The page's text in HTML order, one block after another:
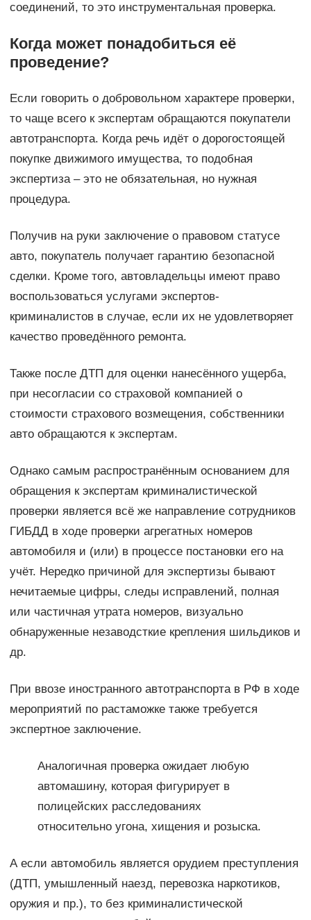
соединений, то это инструментальная проверка.
Когда может понадобиться её
проведение?
Если говорить о добровольном характере проверки,
то чаще всего к экспертам обращаются покупатели
автотранспорта. Когда речь идёт о дорогостоящей
покупке движимого имущества, то подобная
экспертиза – это не обязательная, но нужная
процедура.
Получив на руки заключение о правовом статусе
авто, покупатель получает гарантию безопасной
сделки. Кроме того, автовладельцы имеют право
воспользоваться услугами экспертов-
криминалистов в случае, если их не удовлетворяет
качество проведённого ремонта.
Также после ДТП для оценки нанесённого ущерба,
при несогласии со страховой компанией о
стоимости страхового возмещения, собственники
авто обращаются к экспертам.
Однако самым распространённым основанием для
обращения к экспертам криминалистической
проверки является всё же направление сотрудников
ГИБДД в ходе проверки агрегатных номеров
автомобиля и (или) в процессе постановки его на
учёт. Нередко причиной для экспертизы бывают
нечитаемые цифры, следы исправлений, полная
или частичная утрата номеров, визуально
обнаруженные незаводсткие крепления шильдиков и
др.
При ввозе иностранного автотранспорта в РФ в ходе
мероприятий по растаможке также требуется
экспертное заключение.
Аналогичная проверка ожидает любую
автомашину, которая фигурирует в
полицейских расследованиях
относительно угона, хищения и розыска.
А если автомобиль является орудием преступления
(ДТП, умышленный наезд, перевозка наркотиков,
оружия и пр.), то без криминалистической